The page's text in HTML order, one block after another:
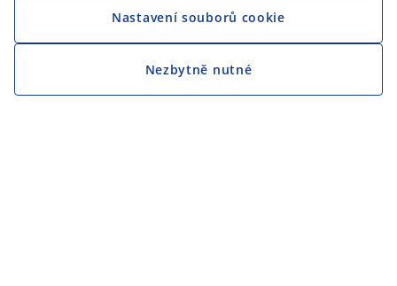
Nastavení souborů cookie
Nezbytně nutné